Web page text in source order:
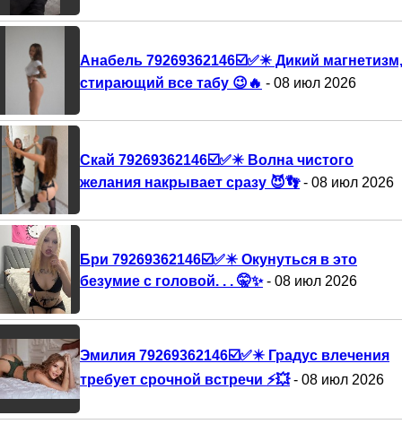
Анабель 79269362146☑️✅✴️ Дикий магнетизм,
стирающий все табу 😉🔥 - 08 июл 2026
Скай 79269362146☑️✅✴️ Волна чистого
желания накрывает сразу 😈👣- 08 июл 2026
Бри 79269362146☑️✅✴️ Окунуться в это
безумие с головой. . . 🤫✨- 08 июл 2026
Эмилия 79269362146☑️✅✴️ Градус влечения
требует срочной встречи ⚡💥- 08 июл 2026